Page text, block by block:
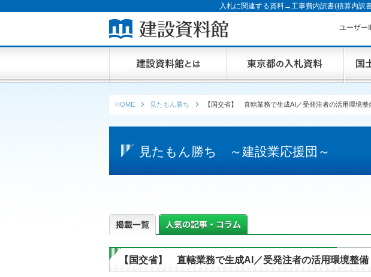
入札に関連する資料→工事費内訳書(積算内訳
ユーザー
HOME 見たもん勝ち 【国交省】 直轄業務で生成AI／受発注者の活用環境整
見たもん勝ち ～建設業応援団～
【国交省】 直轄業務で生成AI／受発注者の活用環境整備